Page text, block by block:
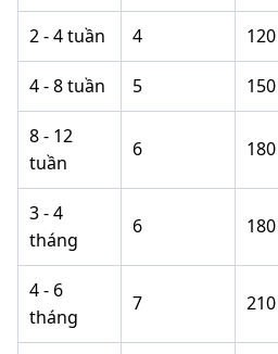
2 - 4 tuần 4 120
4 - 8 tuần 5 150
8 - 12
tuần
6 180
3 - 4
tháng
6 180
4 - 6
tháng
7 210